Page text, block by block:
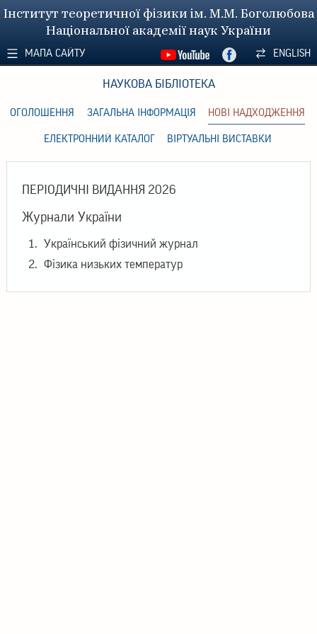
Інститут теоретичної фізики ім. М.М. Боголюбова
Національної академії наук України
МАПА САЙТУ ENGLISH
НАУКОВА БІБЛІОТЕКА
ОГОЛОШЕННЯ ЗАГАЛЬНА ІНФОРМАЦІЯ НОВІ НАДХОДЖЕННЯ
ЕЛЕКТРОННИЙ КАТАЛОГ ВІРТУАЛЬНІ ВИСТАВКИ
ПЕРІОДИЧНІ ВИДАННЯ 2026
Журнали України
Український фізичний журнал
Фізика низьких температур